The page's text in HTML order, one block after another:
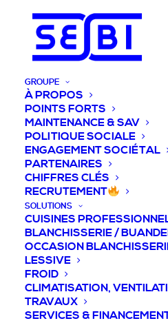
GROUPE
À PROPOS
POINTS FORTS
MAINTENANCE & SAV
POLITIQUE SOCIALE
ENGAGEMENT SOCIÉTAL
PARTENAIRES
CHIFFRES CLÉS
RECRUTEMENT
SOLUTIONS
CUISINES
BLANCHISSERIE /
OCCASION
LESSIVE
FROID
CLIMATISATION,
TRAVAUX
SERVICES &